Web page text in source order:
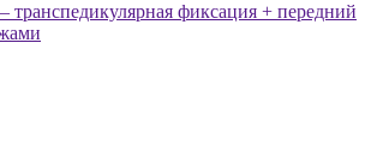
фиксация + передний